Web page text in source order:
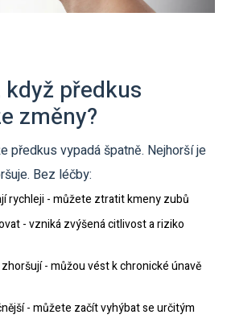
když předkus
změny?
předkus vypadá špatně. Nejhorší je
Bez léčby:
rychleji - můžete ztratit kmeny zubů
- vzniká zvýšená citlivost a riziko
- můžou vést k chronické únavě
- můžete začít vyhýbat se určitým